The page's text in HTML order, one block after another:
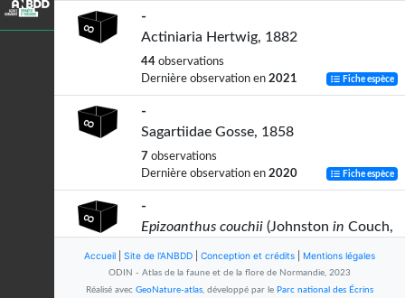
-
Actiniaria Hertwig, 1882
44 observations
Dernière observation en 2021 Fiche espèce
-
Sagartiidae Gosse, 1858
7 observations
Dernière observation en 2020 Fiche espèce
-
Epizoanthus couchii (Johnston in Couch,
39
observations
Dernière observation en2022 Fiche espèce
Accueil Site de l'ANBDD Conception et crédits Mentions légales
ODIN - Atlas de la faune et de la flore de Normandie, 2023
Réalisé avec GeoNature-atlas, développé par le Parc national des Écrins